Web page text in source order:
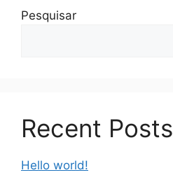
Pesquisar
Recent Posts
Hello world!